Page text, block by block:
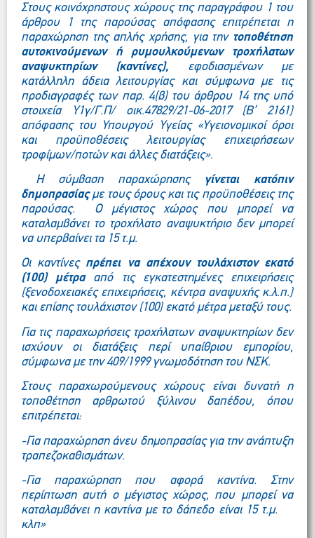
Στους κοινόχρηστους χώρους της παραγράφου 1 του
άρθρου 1 της παρούσας απόφασης επιτρέπεται η
παραχώρηση της απλής χρήσης, για την τοποθέτηση
αυτοκινούμενων ή ρυμουλκούμενων τροχήλατων
αναψυκτηρίων (καντίνες), εφοδιασμένων με
κατάλληλη άδεια λειτουργίας και σύμφωνα με τις
προδιαγραφές των παρ. 4(β) του άρθρου 14 της υπό
στοιχεία Υ1γ/Γ.Π/ οικ.47829/21-06-2017 (B’ 2161)
απόφασης του Υπουργού Υγείας «Υγειονομικοί όροι
και προϋποθέσεις λειτουργίας επιχειρήσεων
τροφίμων/ποτών και άλλες διατάξεις».
Η σύμβαση παραχώρησης γίνεται κατόπιν
δημοπρασίαςμε τους όρους και τις προϋποθέσεις της
παρούσας. Ο μέγιστος χώρος που μπορεί να
καταλαμβάνει το τροχήλατο αναψυκτήριο δεν μπορεί
να υπερβαίνει τα 15 τ.μ.
Οι καντίνες πρέπει να απέχουν τουλάχιστον εκατό
(100) μέτρααπό τις εγκατεστημένες επιχειρήσεις
(ξενοδοχειακές επιχειρήσεις, κέντρα αναψυχής κ.λ.π.)
και επίσης τουλάχιστον (100) εκατό μέτρα μεταξύ τους.
Για τις παραχωρήσεις τροχήλατων αναψυκτηρίων δεν
ισχύουν οι διατάξεις περί υπαίθριου εμπορίου,
σύμφωνα με την 409/1999 γνωμοδότηση του ΝΣΚ.
Στους παραχωρούμενους χώρους είναι δυνατή η
τοποθέτηση αρθρωτού ξύλινου δαπέδου, όπου
επιτρέπεται:
-Για παραχώρηση άνευ δημοπρασίας για την ανάπτυξη
τραπεζοκαθισμάτων.
-Για παραχώρηση που αφορά καντίνα. Στην
περίπτωση αυτή ο μέγιστος χώρος, που μπορεί να
καταλαμβάνει η καντίνα με το δάπεδο είναι 15 τ.μ.
κλπ»